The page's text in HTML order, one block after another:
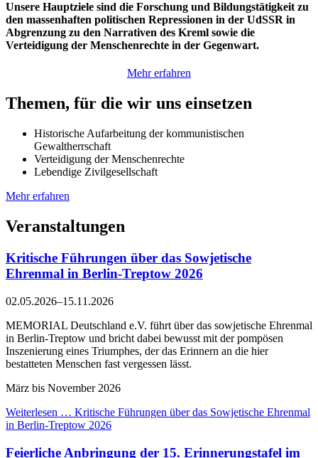
Unsere Hauptziele sind die Forschung und Bildungstätigkeit zu
den massenhaften politischen Repressionen in der UdSSR in
Abgrenzung zu den Narrativen des Kreml sowie die
Verteidigung der Menschenrechte in der Gegenwart.
Mehr erfahren
Themen, für die wir uns einsetzen
Historische Aufarbeitung der kommunistischen
Gewaltherrschaft
Verteidigung der Menschenrechte
Lebendige Zivilgesellschaft
Mehr erfahren
Veranstaltungen
Kritische Führungen über das Sowjetische
Ehrenmal in Berlin-Treptow 2026
02.05.2026–15.11.2026
MEMORIAL Deutschland e.V. führt über das sowjetische Ehrenmal
in Berlin-Treptow und bricht dabei bewusst mit der pompösen
Inszenierung eines Triumphes, der das Erinnern an die hier
bestatteten Menschen fast vergessen lässt.
März bis November 2026
Weiterlesen … Kritische Führungen über das Sowjetische Ehrenmal
in Berlin-Treptow 2026
Feierliche Anbringung der 15. Erinnerungstafel im